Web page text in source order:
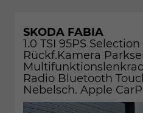
SKODA FABIA
1.0 TSI 95PS
Rückf.Kamera
Radio Bluetooth
Nebelsch. Apple